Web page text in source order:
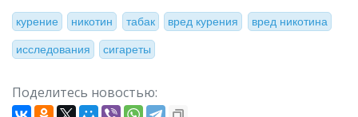
курение никотин табак вред курения вред никотина
исследования сигареты
Поделитесь новостью: